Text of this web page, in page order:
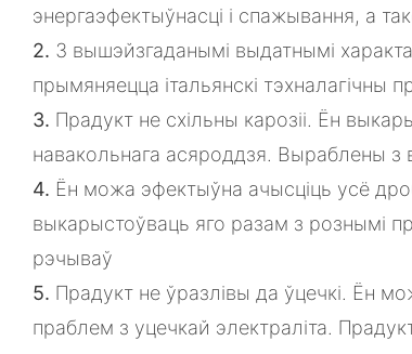
энергаэфектыўнасці і спажывання, а
2. З вышэйзгаданымі выдатнымі
прымяняецца італьянскі тэхналагічны
3. Прадукт не схільны карозіі. Ён
навакольнага асяроддзя. Выраблены з
4. Ён можа эфектыўна ачысціць усё
выкарыстоўваць яго разам з рознымі
рэчываў
5. Прадукт не ўразлівы да ўцечкі. Ён
праблем з уцечкай электраліта.